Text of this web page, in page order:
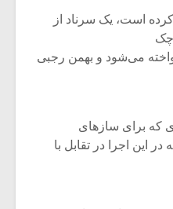
است، یک سرناد از
می‌شود و بهمن رجبی
که برای سازهای
در این اجرا در تقابل با